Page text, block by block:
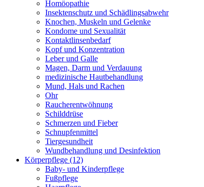
Homöopathie
Insektenschutz und Schädlingsabwehr
Knochen, Muskeln und Gelenke
Kondome und Sexualität
Kontaktlinsenbedarf
Kopf und Konzentration
Leber und Galle
Magen, Darm und Verdauung
medizinische Hautbehandlung
Mund, Hals und Rachen
Ohr
Raucherentwöhnung
Schilddrüse
Schmerzen und Fieber
Schnupfenmittel
Tiergesundheit
Wundbehandlung und Desinfektion
Körperpflege (12)
Baby- und Kinderpflege
Fußpflege